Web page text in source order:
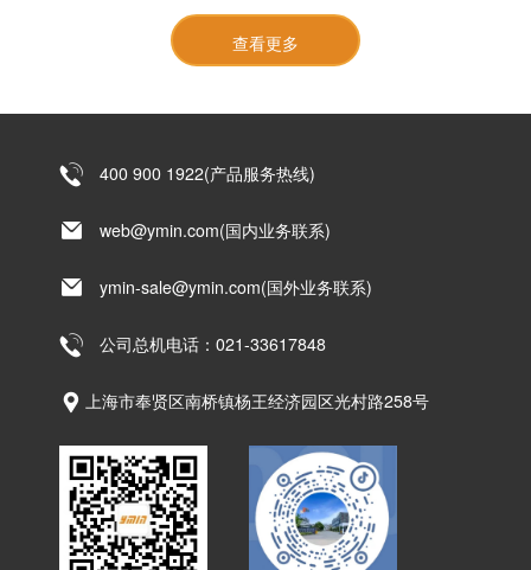
供应链稳
定，欢迎
申请样品
永铭
VHT
固液
混合
容，
雷达
的“安
险”
叫、延
迟及失
效问
海永铭
系列固
电容，
从物理
形变风
直接替
矩阵，
PCB 空
间，还
能降低
全生命
周期成
本，欢
查看更多
400 900 1922(产品服务热线)
web@ymin.com(国内业务联系)
ymin-sale@ymin.com(国外业务联系)
公司总机电话：021-33617848
上海市奉贤区南桥镇杨王经济园区光村路258号